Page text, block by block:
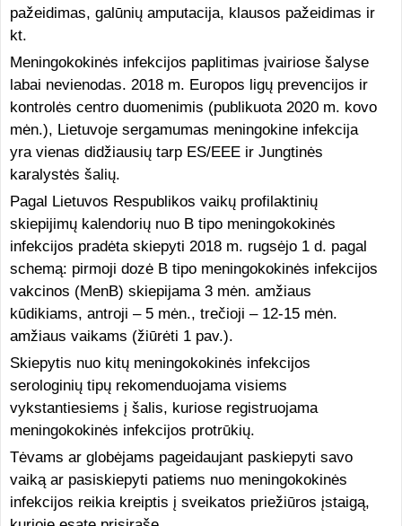
pažeidimas, galūnių amputacija, klausos pažeidimas ir
kt.
Meningokokinės infekcijos paplitimas įvairiose šalyse
labai nevienodas. 2018 m. Europos ligų prevencijos ir
kontrolės centro duomenimis (publikuota 2020 m. kovo
mėn.), Lietuvoje sergamumas meningokine infekcija
yra vienas didžiausių tarp ES/EEE ir Jungtinės
karalystės šalių.
Pagal Lietuvos Respublikos vaikų profilaktinių
skiepijimų kalendorių nuo B tipo meningokokinės
infekcijos pradėta skiepyti 2018 m. rugsėjo 1 d. pagal
schemą: pirmoji dozė B tipo meningokokinės infekcijos
vakcinos (MenB) skiepijama 3 mėn. amžiaus
kūdikiams, antroji – 5 mėn., trečioji – 12-15 mėn.
amžiaus vaikams (žiūrėti 1 pav.).
Skiepytis nuo kitų meningokokinės infekcijos
serologinių tipų rekomenduojama visiems
vykstantiesiems į šalis, kuriose registruojama
meningokokinės infekcijos protrūkių.
Tėvams ar globėjams pageidaujant paskiepyti savo
vaiką ar pasiskiepyti patiems nuo meningokokinės
infekcijos reikia kreiptis į sveikatos priežiūros įstaigą,